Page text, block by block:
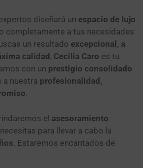
diseñará un espacio de lujo
completamente a tus necesidades
un resultado excepcional, a
calidad , Cecilia Caro es tu
con un prestigio consolidado
a nuestra profesionalidad,
.
el asesoramiento
para llevar a cabo la
. Estaremos encantados de